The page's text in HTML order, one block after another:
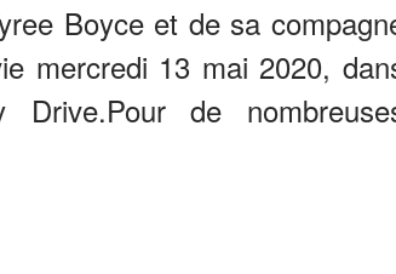
Boyce et de sa
mercredi 13 mai 2020,
de